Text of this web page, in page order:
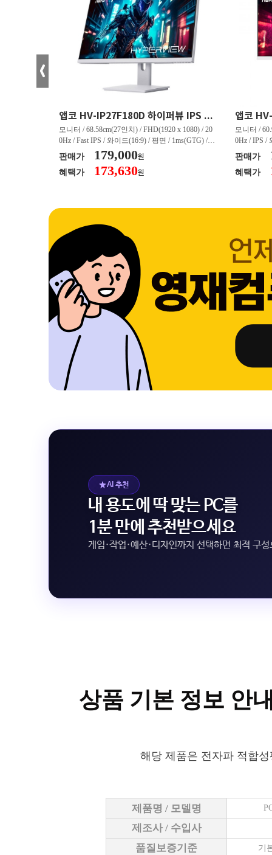
앱코 HV-IP27F180D 하이퍼뷰 IPS FHD 200 HDR 무결점
모니터 / 68.58cm(27인치) / FHD(1920 x 1080) / 20
0Hz / Fast IPS / 와이드(16:9) / 평면 / 1ms(GTG) / 3
50nit / 1,000:1 / 헤드폰 아웃 / LED 조명 / 틸트(상
하) / 6kg / [색상영역] / sRGB:128% / Adobe RGB:8
5% / DCI-P3:91% / NTSC:90% / [게임특화] / 조준
판매가 179,000원
혜택가 173,630원
모니터 /
0Hz / IPS /
50nit /
하) / 4.9kg
80% / DCI-
판매가
혜택가
AI 추천
내 용도에 딱 맞는 PC를
1분 만에 추천받으세요
게임·작업·예산·디자인까지 선택하면 최적 구
상품 기본 정보 안
해당 제품은 전자파 적합
제품명 / 모델명
제조사 / 수입사
품질보증기준
기